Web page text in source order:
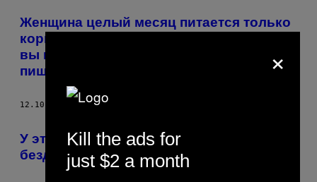
BY
THIS
AUTHOR
Женщина целый месяц питается только
кормом для собак, и всё для того, чтоб
вы кормили ваших питомцев здоровой
пищей
12.10.14 ARIELLE PARDES
У этого граффити-художника
бездомные – основа его картин.
×
Kill the ads for
just $2 a month